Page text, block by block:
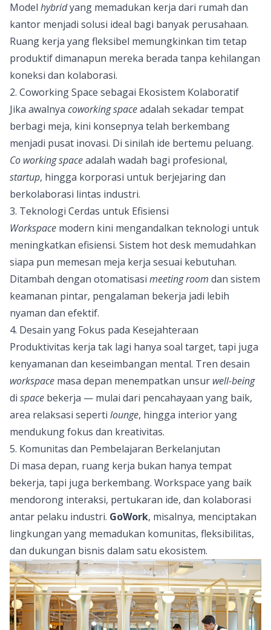
Model hybridyang memadukan kerja dari rumah dan
kantor menjadi solusi ideal bagi banyak perusahaan.
Ruang kerja yang fleksibel memungkinkan tim tetap
produktif dimanapun mereka berada tanpa kehilangan
koneksi dan kolaborasi.
2. Coworking Space sebagai Ekosistem Kolaboratif
Jika awalnya coworking spaceadalah sekadar tempat
berbagi meja, kini konsepnya telah berkembang
menjadi pusat inovasi. Di sinilah ide bertemu peluang.
Co working spaceadalah wadah bagi profesional,
startup, hingga korporasi untuk berjejaring dan
berkolaborasi lintas industri.
3. Teknologi Cerdas untuk Efisiensi
Workspace modern kini mengandalkan teknologi untuk
meningkatkan efisiensi. Sistem hot desk memudahkan
siapa pun memesan meja kerja sesuai kebutuhan.
Ditambah dengan otomatisasi meeting room dan sistem
keamanan pintar, pengalaman bekerja jadi lebih
nyaman dan efektif.
4. Desain yang Fokus pada Kesejahteraan
Produktivitas kerja tak lagi hanya soal target, tapi juga
kenyamanan dan keseimbangan mental. Tren desain
workspace masa depan menempatkan unsur well-being
di space bekerja — mulai dari pencahayaan yang baik,
area relaksasi seperti lounge, hingga interior yang
mendukung fokus dan kreativitas.
5. Komunitas dan Pembelajaran Berkelanjutan
Di masa depan, ruang kerja bukan hanya tempat
bekerja, tapi juga berkembang. Workspace yang baik
mendorong interaksi, pertukaran ide, dan kolaborasi
antar pelaku industri. GoWork, misalnya, menciptakan
lingkungan yang memadukan komunitas, fleksibilitas,
dan dukungan bisnis dalam satu ekosistem.